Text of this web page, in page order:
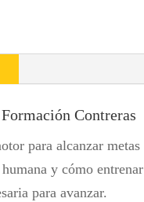
Contreras
para alcanzar
y cómo
para avanzar.